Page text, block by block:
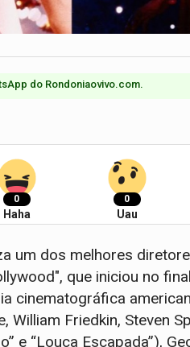
do Rondoniaovivo.com.​
0
Haha
0
Uau
um dos melhores
que iniciou no
cinematográfica
Friedkin, Steven
e “Louca Escapada”),